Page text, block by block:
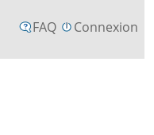
FAQ Connexion